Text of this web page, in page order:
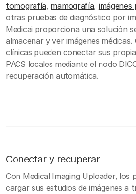
tomografía, mamografía,
otras pruebas de diagnóstico por
Medicai proporciona una solución
almacenar y ver imágenes
clínicas pueden conectar sus
PACS locales mediante el nodo
recuperación automática.
Conectar y recuperar
Con Medical Imaging Uploader, los
cargar sus estudios de imágenes a